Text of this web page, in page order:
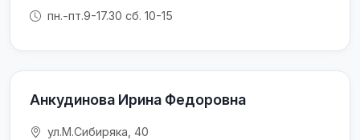
пн.-пт.9-17.30 сб. 10-15
Анкудинова Ирина Федоровна
ул.М.Сибиряка, 40